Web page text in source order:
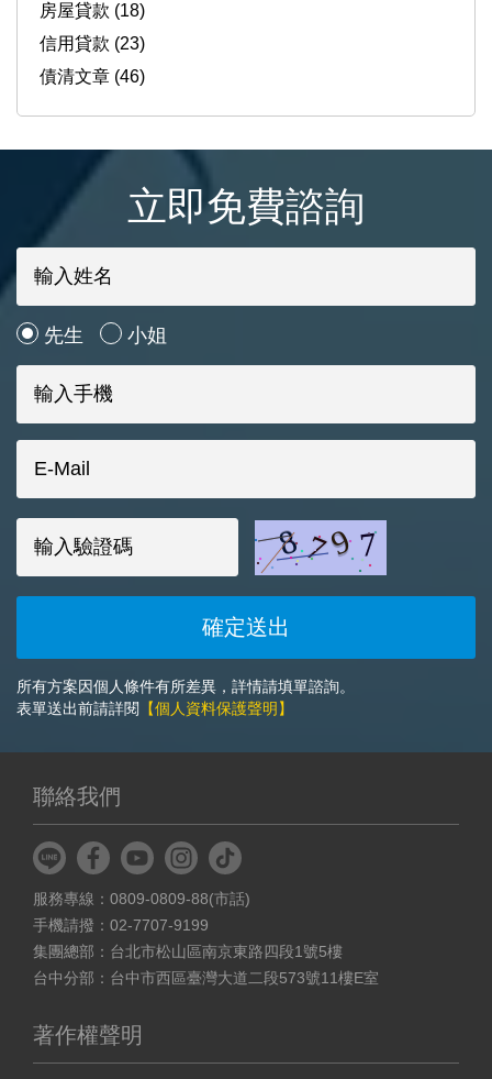
房屋貸款 (18)
信用貸款 (23)
債清文章 (46)
立即免費諮詢
先生 小姐
所有方案因個人條件有所差異，詳情請填單諮詢。
表單送出前請詳閱 【個人資料保護聲明】
聯絡我們
服務專線：0809-0809-88(市話)
手機請撥：02-7707-9199
集團總部：台北市松山區南京東路四段1號5樓
台中分部：台中市西區臺灣大道二段573號11樓E室
著作權聲明